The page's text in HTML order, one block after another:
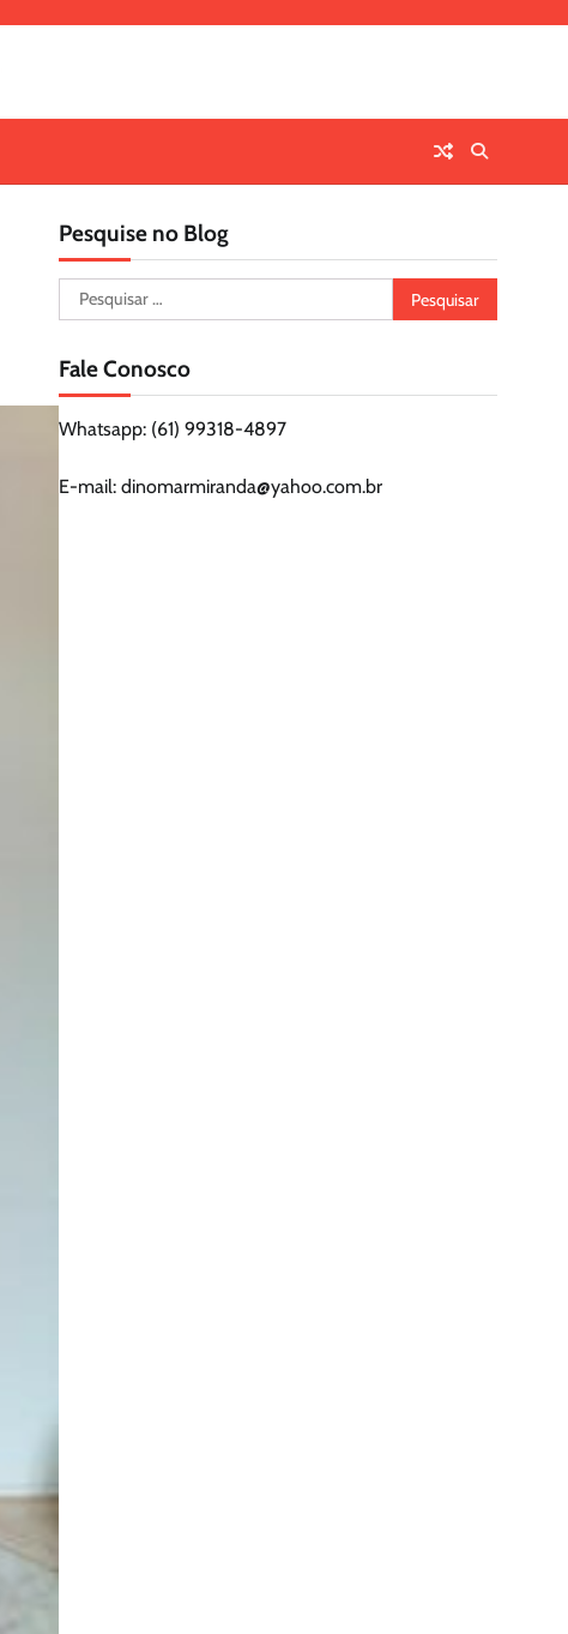
Pesquise no Blog
Pesquisar
por:
Fale Conosco
Whatsapp: (61) 99318-4897
E-mail: dinomarmiranda@yahoo.com.br